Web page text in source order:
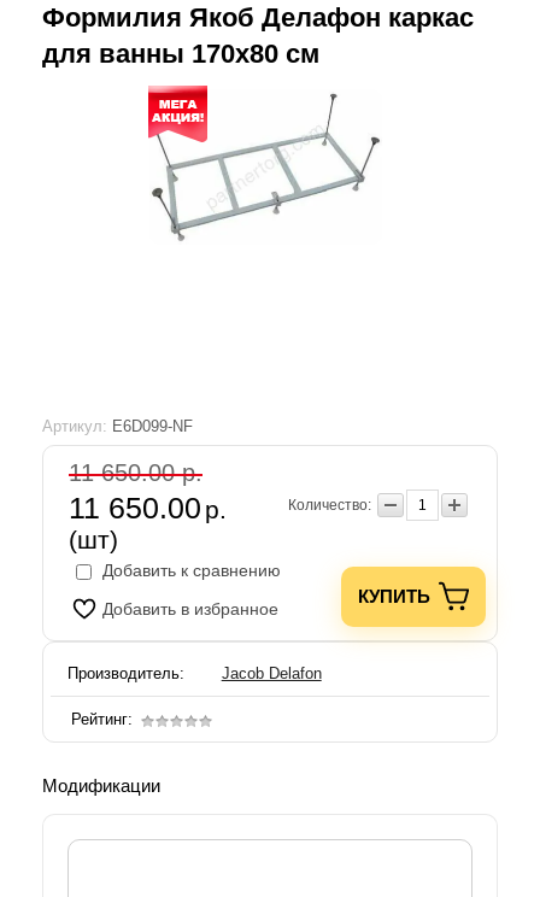
Формилия Якоб Делафон каркас
для ванны 170x80 см
Артикул: E6D099-NF
11 650.00 р.
11 650.00 р.
(шт)
Количество:
Добавить к сравнению
Добавить в избранное
КУПИТЬ
Производитель: Jacob Delafon
Рейтинг:
Модификации